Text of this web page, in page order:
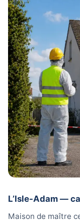
L’Isle-Adam —
Maison de maître